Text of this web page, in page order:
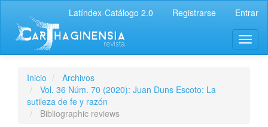
Latíndex-Catálogo 2.0 Registrarse Entrar
Inicio
Archivos
Vol. 36 Núm. 70 (2020): Juan Duns Escoto: La
sutileza de fe y razón
Bibliographic reviews